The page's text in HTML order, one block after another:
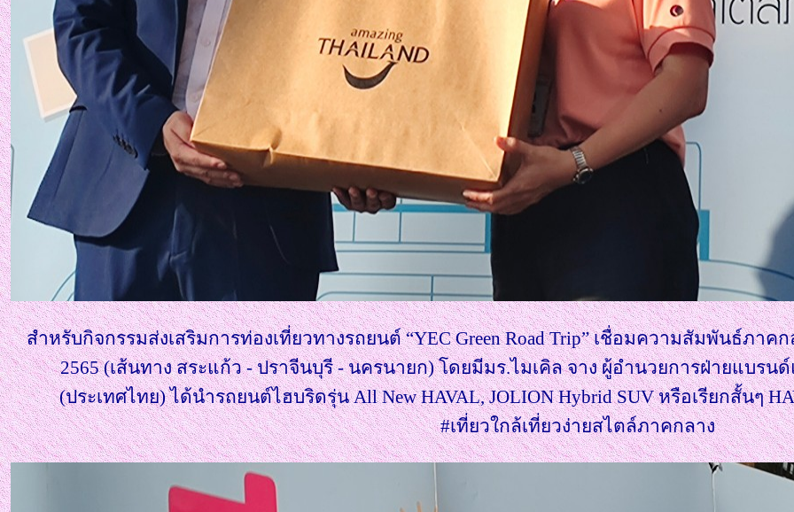
สำหรับกิจกรรมส่งเสริมการท่องเที่ยวทางรถยนต์ “YEC Green Road Trip” เชื่อมความสัมพันธ์ภา
2565 (เส้นทาง สระแก้ว - ปราจีนบุรี - นครนายก) โดยมีมร.ไมเคิล จาง ผู้อำนวยการฝ่ายแบรน
(ประเทศไทย) ได้นำรถยนต์ไฮบริดรุ่น All New HAVAL, JOLION Hybrid SUV หรือเรียกสั้นๆ
#เที่ยวใกล้เที่ยวง่ายสไตล์ภาคกลาง